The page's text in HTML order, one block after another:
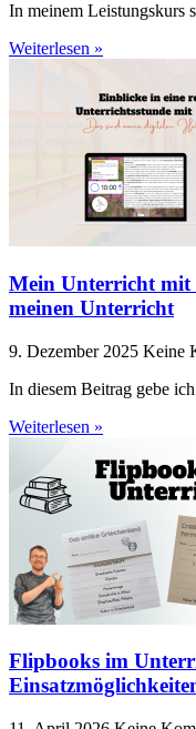
In meinem Leistungskurs
Weiterlesen »
Mein Unterricht mit
meinen Unterricht
9. Dezember 2025 Keine
In diesem Beitrag gebe
Weiterlesen »
Flipbooks im